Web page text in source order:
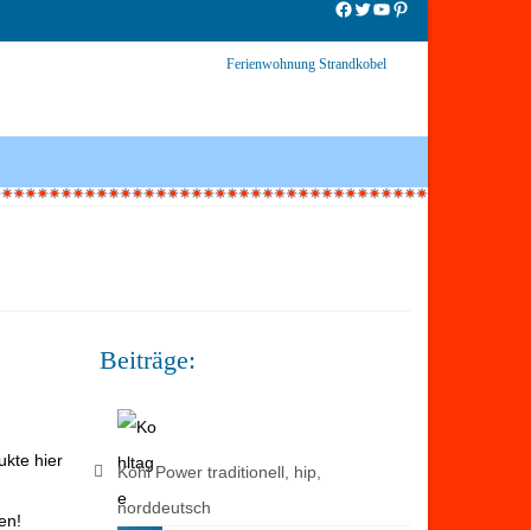
Facebook
Twitter
YouTube
Pinterest
Ferienwohnung Strandkobel
hier
Beiträge:
Kohl Power traditionell, hip,
norddeutsch